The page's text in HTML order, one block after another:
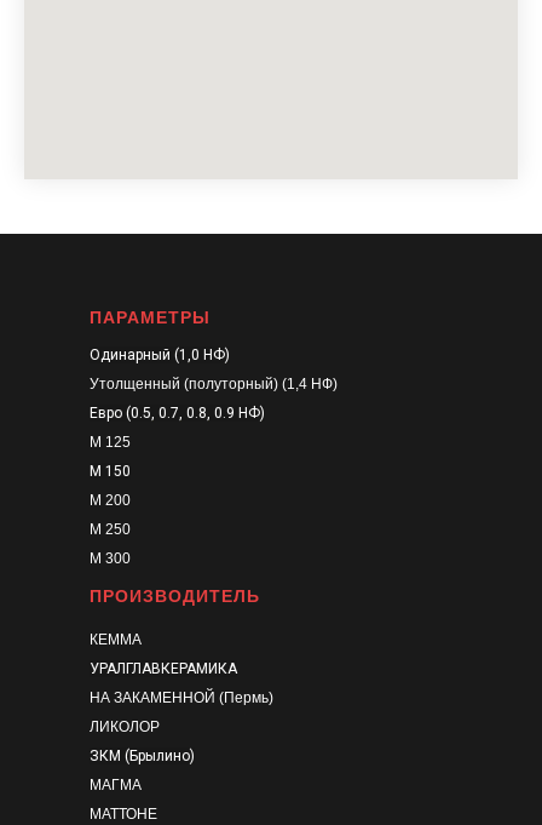
ПАРАМЕТРЫ
Одинарный (1,0 НФ)
Утолщенный (полуторный) (1,4 НФ)
Евро (0.5, 0.7, 0.8, 0.9 НФ)
М 125
М 150
М 200
М 250
М 300
ПРОИЗВОДИТЕЛЬ
КЕММА
УРАЛГЛАВКЕРАМИКА
НА ЗАКАМЕННОЙ (Пермь)
ЛИКОЛОР
ЗКМ (Брылино)
МАГМА
МАТТОНЕ